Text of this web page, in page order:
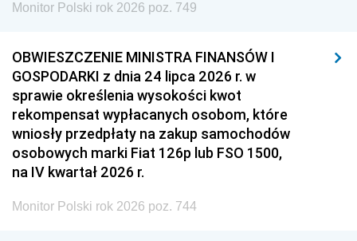
Monitor Polski rok 2026 poz. 749
OBWIESZCZENIE MINISTRA FINANSÓW I
GOSPODARKI z dnia 24 lipca 2026 r. w
sprawie określenia wysokości kwot
rekompensat wypłacanych osobom, które
wniosły przedpłaty na zakup samochodów
osobowych marki Fiat 126p lub FSO 1500,
na IV kwartał 2026 r.
Monitor Polski rok 2026 poz. 744